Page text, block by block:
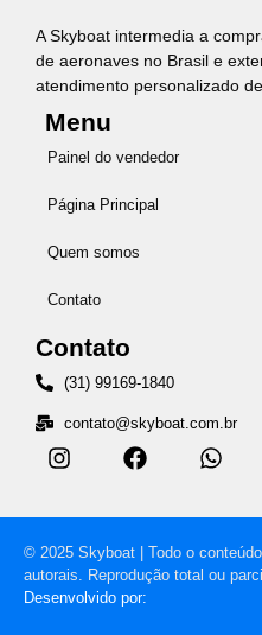
A Skyboat intermedia a
de aeronaves no Brasil e
atendimento personalizado
Menu
Painel do vendedor
Página Principal
Quem somos
Contato
Contato
(31) 99169-1840
contato@skyboat.com.br
© 2025 Skyboat | Todo o
autorais. Reprodução total ou
Desenvolvido por: